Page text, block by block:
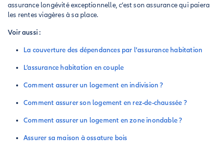
assurance longévité exceptionnelle, c’est son assurance qui paiera
les rentes viagères à sa place.
Voir aussi :
La couverture des dépendances par l'assurance habitation
L’assurance habitation en couple
Comment assurer un logement en indivision ?
Comment assurer son logement en rez-de-chaussée ?
Comment assurer un logement en zone inondable ?
Assurer sa maison à ossature bois